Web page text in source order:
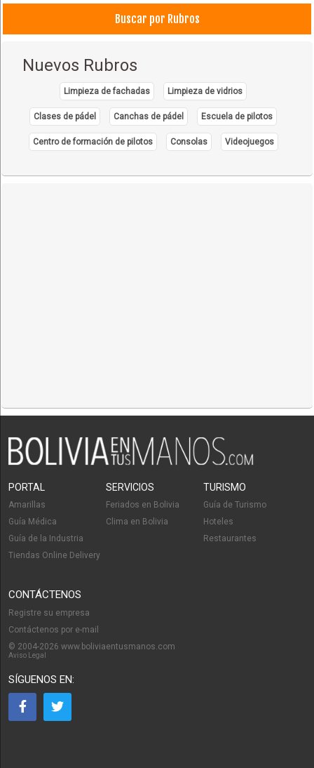
Consultores en Recursos Humanos
Consultores Financieros
Consultorías
Buscar por Rubros
Nuevos Rubros
Limpieza de fachadas Limpieza de vidrios
Clases de pádel Canchas de pádel Escuela de pilotos
Centro de formación de pilotos Consolas Videojuegos
PORTAL
Amarillas
Guía Médica
Guía de la Industria
Tiendas Online Delivery
SERVICIOS
Feriados en Bolivia
Clima en Bolivia
TURISMO
Guía de Turismo
Hoteles
Restaurantes
CONTÁCTENOS
Registre su empresa
Contáctenos por e-mail
© 2004-2026 www.boliviaentusmanos.com
Aviso Legal
SÍGUENOS EN: